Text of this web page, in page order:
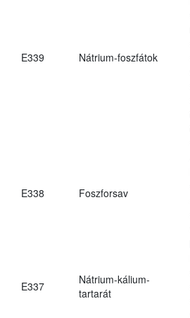
E339 Nátrium-foszfátok
E338 Foszforsav
E337
Nátrium-kálium-
tartarát